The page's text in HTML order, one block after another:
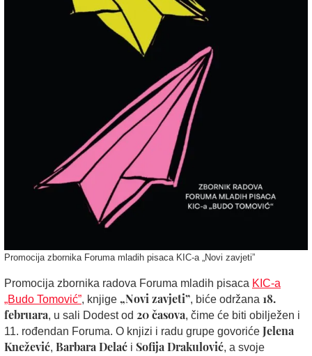
Promocija zbornika Foruma mladih pisaca KIC-a „Novi zavjeti”
Promocija zbornika radova Foruma mladih pisaca KIC-a
„Budo Tomović”, knjige „Novi zavjeti”, biće održana 18.
februara, u sali Dodest od 20 časova, čime će biti obilježen i
11. rođendan Foruma. O knjizi i radu grupe govoriće Jelena
Knežević, Barbara Delać i Sofija Drakulović, a svoje